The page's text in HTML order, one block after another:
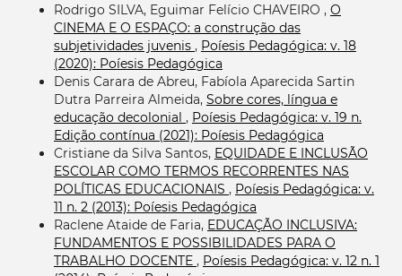
Rodrigo SILVA, Eguimar Felício CHAVEIRO , O
CINEMA E O ESPAÇO: a construção das
subjetividades juvenis , Poíesis Pedagógica: v. 18
(2020): Poíesis Pedagógica
Denis Carara de Abreu, Fabíola Aparecida Sartin
Dutra Parreira Almeida, Sobre cores, língua e
educação decolonial , Poíesis Pedagógica: v. 19 n.
Edição contínua (2021): Poíesis Pedagógica
Cristiane da Silva Santos, EQUIDADE E INCLUSÃO
ESCOLAR COMO TERMOS RECORRENTES NAS
POLÍTICAS EDUCACIONAIS , Poíesis Pedagógica: v.
11 n. 2 (2013): Poíesis Pedagógica
Raclene Ataide de Faria, EDUCAÇÃO INCLUSIVA:
FUNDAMENTOS E POSSIBILIDADES PARA O
TRABALHO DOCENTE , Poíesis Pedagógica: v. 12 n. 1